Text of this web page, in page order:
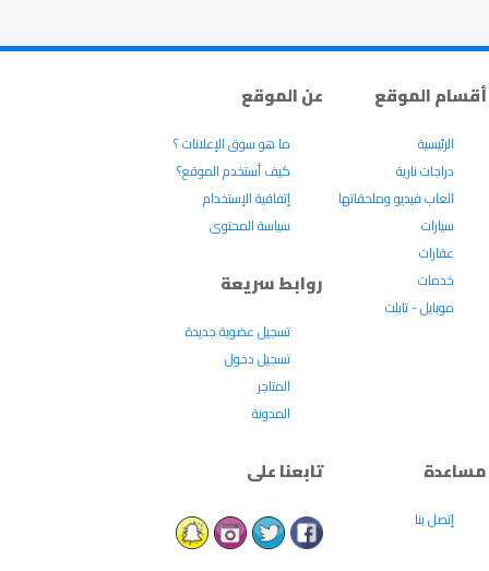
أقسام الموقع
الرئيسية
دراجات نارية
العاب فيديو وملحقاتها
سيارات
عقارات
خدمات
موبايل - تابلت
عن الموقع
ما هو سوق الإعلانات ؟
كيف أستخدم الموقع؟
إتفاقية الإستخدام
سياسة المحتوى
روابط سريعة
تسجيل عضوية جديدة
تسجيل دخول
المتاجر
المدونة
مساعدة
إتصل بنا
تابعنا على